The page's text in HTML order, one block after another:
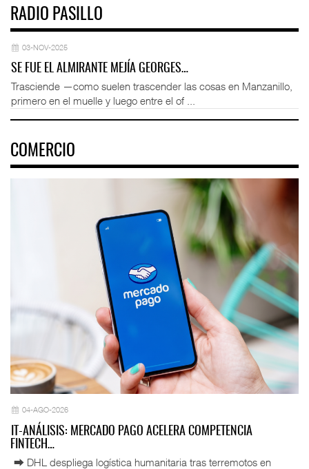
RADIO PASILLO
03-NOV-2025
SE FUE EL ALMIRANTE MEJÍA GEORGES…
Trasciende —como suelen trascender las cosas en Manzanillo,
primero en el muelle y luego entre el of ...
COMERCIO
04-AGO-2026
IT-ANÁLISIS: MERCADO PAGO ACELERA COMPETENCIA
FINTECH…
⮕ DHL despliega logística humanitaria tras terremotos en